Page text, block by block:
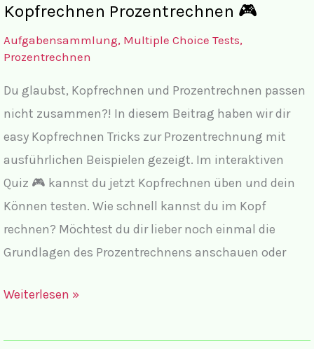
Kopfrechnen Prozentrechnen 🎮
Aufgabensammlung, Multiple Choice Tests,
Prozentrechnen
Du glaubst, Kopfrechnen und Prozentrechnen passen
nicht zusammen?! In diesem Beitrag haben wir dir
easy Kopfrechnen Tricks zur Prozentrechnung mit
ausführlichen Beispielen gezeigt. Im interaktiven
Quiz 🎮 kannst du jetzt Kopfrechnen üben und dein
Können testen. Wie schnell kannst du im Kopf
rechnen? Möchtest du dir lieber noch einmal die
Grundlagen des Prozentrechnens anschauen oder
Interaktives
Kopfrechnen
Weiterlesen »